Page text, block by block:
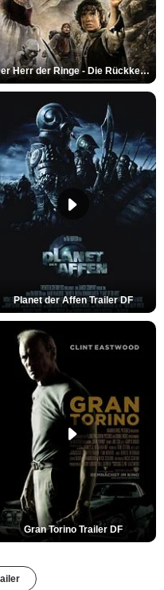
Der Herr der Ringe - Die Rückkehr des Königs Trailer OV
Planet der Affen Trailer DF
Gran Torino Trailer DF